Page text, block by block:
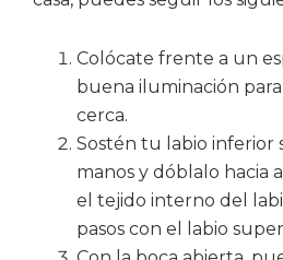
Colócate frente a un
buena iluminación
cerca.
Sostén tu labio inferior
manos y dóblalo hacia
el tejido interno del
pasos con el labio